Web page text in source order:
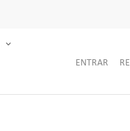
ENTRAR